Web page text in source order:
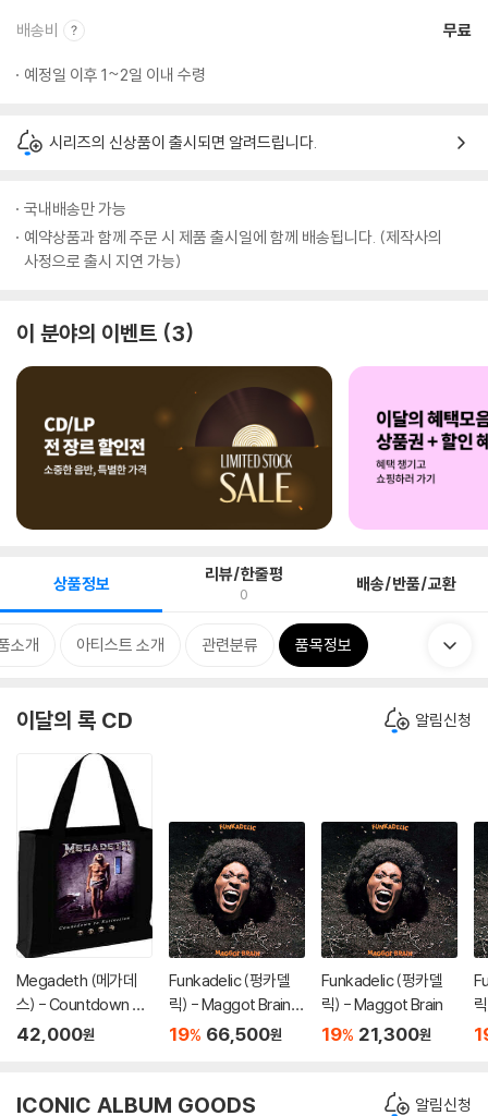
배송비 무료
예정일 이후 1~2일 이내 수령
시리즈의 신상품이 출시되면 알려드립니다.
국내배송만 가능
예약상품과 함께 주문 시 제품 출시일에 함께 배송됩니다. (제작사의
사정으로 출시 지연 가능)
이 분야의 이벤트 3
상품정보 리뷰/한줄평
0 배송/반품/교환
소개 아티스트 소개 관련분류 품목정보
이달의 록 CD 알림신청
Megadeth (메가데
스) - Countdown To
Extinction 캔버스 쇼
42,000원
Funkadelic (펑카델
릭) - Maggot Brain
[SACD Hybrid]
19% 66,500원
Funkadelic (펑카델
릭) - Maggot Brain
19% 21,300원
[
ICONIC ALBUM GOODS 알림신청